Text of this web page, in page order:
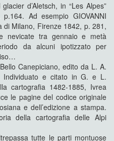
d’Aletsch, in “Les Alpes”
Ad esempio GIOVANNI
di Milano, Firenze 1842, p. 281,
nevicate tra gennaio e metà
da alcuni ipotizzato per
Canepiciano, edito da L. A.
Individuato e citato in G. e L.
cartografia 1482-1885, Ivrea
le pagine del codice originale
e dell’edizione a stampa.
della cartografia delle Alpi
tutte le parti montuose